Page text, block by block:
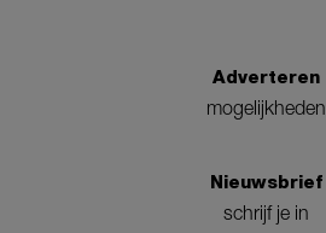
Adverteren
mogelijkheden
Nieuwsbrief
schrijf je in